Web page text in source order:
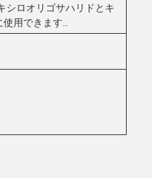
シロオリゴサハリドとキ
用できます..